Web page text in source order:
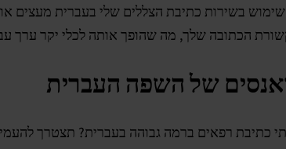
בשירות כתיבת הצללים שלי בעברית מעצים
הכתובה שלך, מה שהופך אותה לכלי יקר ערך
של השפה העברית
כתיבת רפאים ברמה גבוהה בעברית? תצטרך